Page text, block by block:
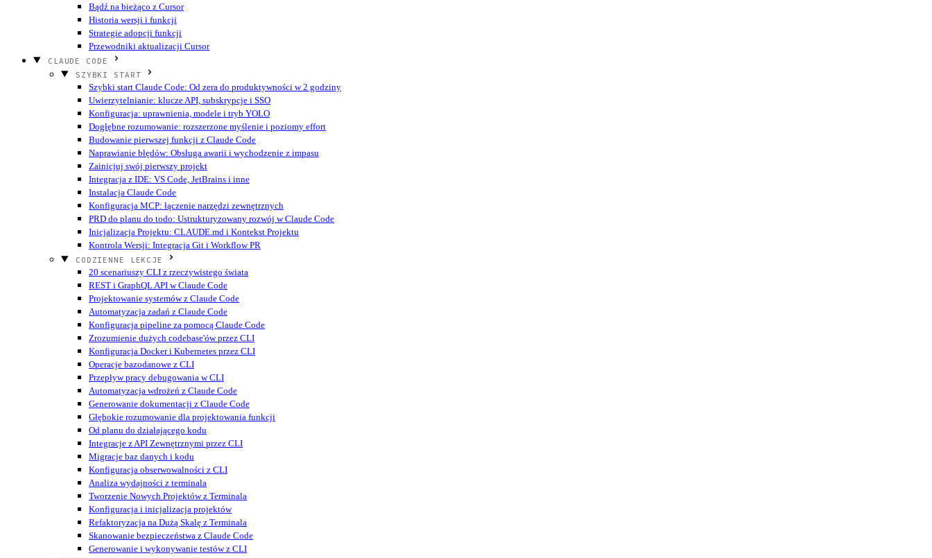
Bądź na bieżąco z Cursor
Historia wersji i funkcji
Strategie adopcji funkcji
Przewodniki aktualizacji Cursor
CLAUDE CODE
SZYBKI START
Szybki start Claude Code: Od zera do produktywności w 2 godziny
Uwierzytelnianie: klucze API, subskrypcje i SSO
Konfiguracja: uprawnienia, modele i tryb YOLO
Dogłębne rozumowanie: rozszerzone myślenie i poziomy effort
Budowanie pierwszej funkcji z Claude Code
Naprawianie błędów: Obsługa awarii i wychodzenie z impasu
Zainicjuj swój pierwszy projekt
Integracja z IDE: VS Code, JetBrains i inne
Instalacja Claude Code
Konfiguracja MCP: łączenie narzędzi zewnętrznych
PRD do planu do todo: Ustrukturyzowany rozwój w Claude Code
Inicjalizacja Projektu: CLAUDE.md i Kontekst Projektu
Kontrola Wersji: Integracja Git i Workflow PR
CODZIENNE LEKCJE
20 scenariuszy CLI z rzeczywistego świata
REST i GraphQL API w Claude Code
Projektowanie systemów z Claude Code
Automatyzacja zadań z Claude Code
Konfiguracja pipeline za pomocą Claude Code
Zrozumienie dużych codebase'ów przez CLI
Konfiguracja Docker i Kubernetes przez CLI
Operacje bazodanowe z CLI
Przepływ pracy debugowania w CLI
Automatyzacja wdrożeń z Claude Code
Generowanie dokumentacji z Claude Code
Głębokie rozumowanie dla projektowania funkcji
Od planu do działającego kodu
Integracje z API Zewnętrznymi przez CLI
Migracje baz danych i kodu
Konfiguracja obserwowalności z CLI
Analiza wydajności z terminala
Tworzenie Nowych Projektów z Terminala
Konfiguracja i inicjalizacja projektów
Refaktoryzacja na Dużą Skalę z Terminala
Skanowanie bezpieczeństwa z Claude Code
Generowanie i wykonywanie testów z CLI